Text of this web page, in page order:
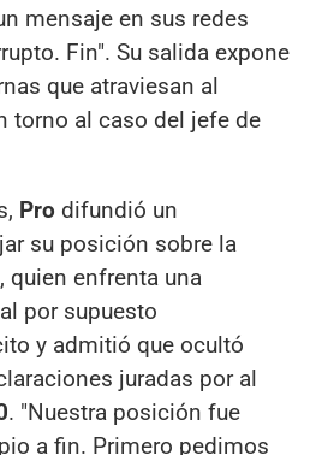
mensaje en sus redes
Fin". Su salida expone
que atraviesan al
torno al caso del jefe de
Pro difundió un
su posición sobre la
quien enfrenta una
por supuesto
y admitió que ocultó
juradas por al
. "Nuestra posición fue
a fin. Primero pedimos